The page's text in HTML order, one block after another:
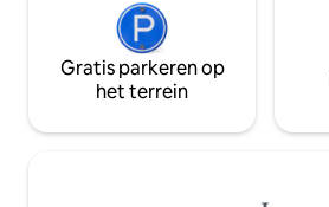
Gratis parkeren op
het terrein